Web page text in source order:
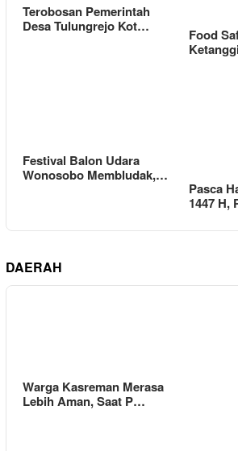
Terobosan Pemerintah
Desa Tulungrejo Kot…
Food
Festival Balon Udara
Wonosobo Membludak,…
Pasca
1447
DAERAH
Warga Kasreman Merasa
Lebih Aman, Saat P…